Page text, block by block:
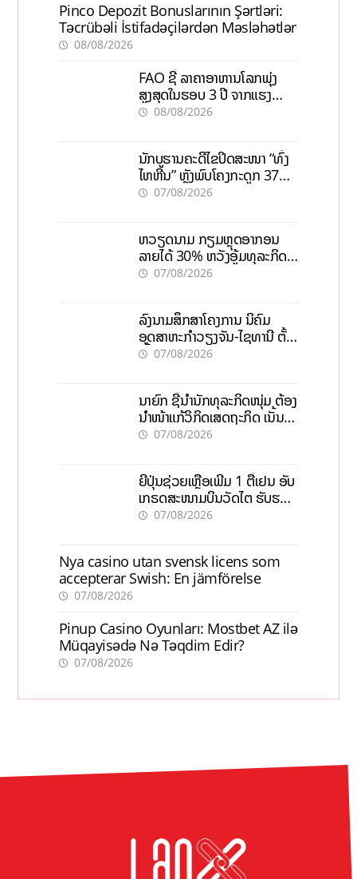
Pinco Depozit Bonuslarının Şərtləri:
Təcrübəli İstifadəçilərdən Məsləhətlər
08/08/2026
FAO ຊີ້ ລາຄາອາຫານໂລກພຸ່ງ
ສູງສຸດໃນຮອບ 3 ປີ ຈາກແຮງ
ກົດດັນຂອງສົງຄາມ, El nino
08/08/2026
ນັກບູຮານຄະດີໄຂປິດສະໜາ “ທົ່ງ
ໄຫຫີນ” ຫຼັງພົບໂຄງກະດູກ 37
ຄົນໃນຫີນຍັກ
07/08/2026
ຫວຽດນາມ ກຽມຫຼຸດອາກອນ
ລາຍໄດ້ 30% ຫວັງອູ້ມທຸລະກິດ
ຂະໜາດນ້ອຍ ແລະ ຈຸນລະ
07/08/2026
ລົງນາມສຶກສາໂຄງການ ນິຄົມ
ອຸດສາຫະກຳວຽງຈັນ-ໄຊທານີ ຕັ້ງ
ເປົ້າດຶງທຶນ 150 ລ້ານໂດລາ, ສ້າງ
07/08/2026
ນາຍົກ ຊີ້ນຳນັກທຸລະກິດໜຸ່ມ ຕ້ອງ
ນຳໜ້າແກ້ວິກິດເສດຖະກິດ ເນັ້ນດຶງ
ທຶນສາກົນ, ຫັນສູ່ດິຈິຕອນ
07/08/2026
ຍີ່ປຸ່ນຊ່ວຍເຫຼືອເພີ່ມ 1 ຕື້ເຢນ ອັບ
ເກຣດສະໜາມບິນວັດໄຕ ຮັບຮອງ
ການເຕີບໂຕ
07/08/2026
Nya casino utan svensk licens som
accepterar Swish: En jämförelse
07/08/2026
Pinup Casino Oyunları: Mostbet AZ ilə
Müqayisədə Nə Təqdim Edir?
07/08/2026